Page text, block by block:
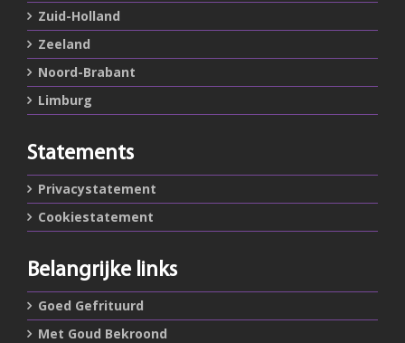
Zuid-Holland
Zeeland
Noord-Brabant
Limburg
Statements
Privacystatement
Cookiestatement
Belangrijke links
Goed Gefrituurd
Met Goud Bekroond